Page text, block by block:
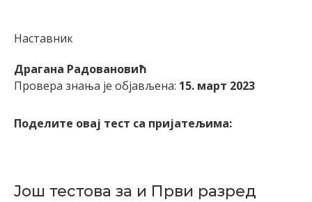
Наставник
Драгана Радовановић
Провера знања је објављена: 15. март 2023
Поделите овај тест са пријатељима:
Још тестова за и Први разред